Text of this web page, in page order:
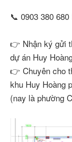
📞 0903 380
👉 Nhận ký gửi
dự án Huy
👉 Chuyên cho
khu Huy Hoàng
(nay là phường